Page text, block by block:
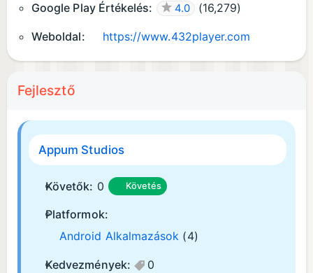
Google Play Értékelés: 4.0 (16,279)
Weboldal: https://www.432player.com
Fejlesztő
Appum Studios
Követők: 0 Követés
Platformok:
Android Alkalmazások (4)
Kedvezmények:
0